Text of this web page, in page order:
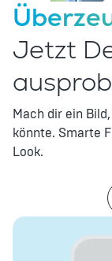
Jetzt
Mach dir ein
könnte. Smarte
Look.